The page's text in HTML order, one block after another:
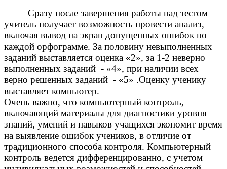
Сразу после завершения работы над тестом
учитель получает возможность провести анализ,
включая вывод на экран допущенных ошибок по
каждой орфограмме. За половину невыполненных
заданий выставляется оценка «2», за 1-2 неверно
выполненных заданий - «4», при наличии всех
верно решенных заданий - «5» .Оценку ученику
выставляет компьютер.
Очень важно, что компьютерный контроль,
включающий материалы для диагностики уровня
знаний, умений и навыков учащихся экономит время
на выявление ошибок учеников, в отличие от
традиционного способа контроля. Компьютерный
контроль ведется дифференцированно, с учетом